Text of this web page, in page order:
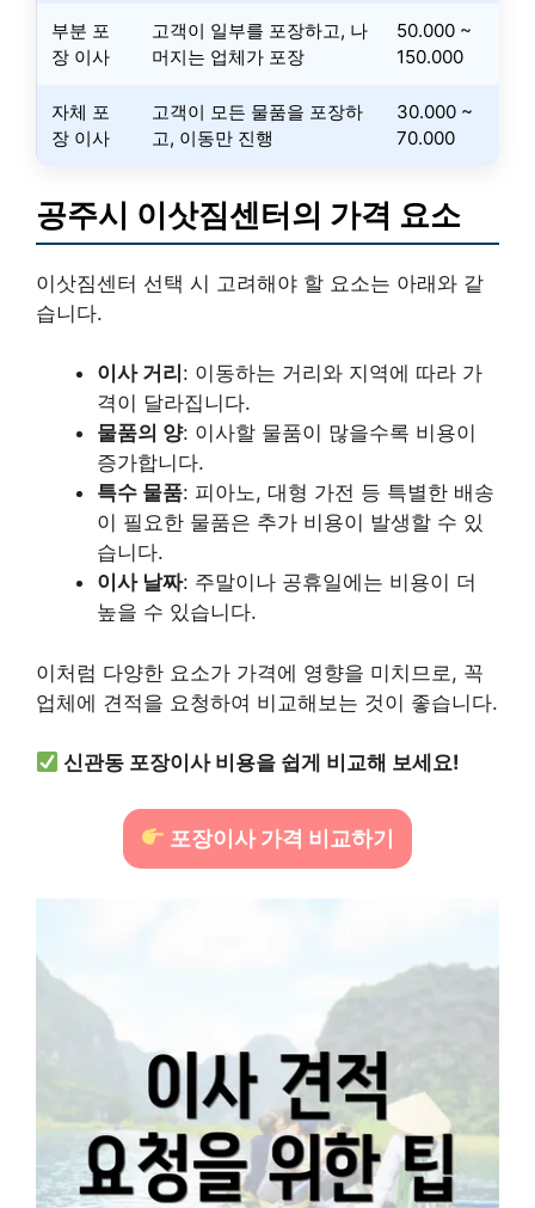
부분 포
장 이사
고객이 일부를 포장하고, 나
머지는 업체가 포장
50.000 ~
150.000
자체 포
장 이사
고객이 모든 물품을 포장하
고, 이동만 진행
30.000 ~
70.000
공주시 이삿짐센터의 가격 요소
이삿짐센터 선택 시 고려해야 할 요소는 아래와 같
습니다.
이사 거리 : 이동하는 거리와 지역에 따라 가
격이 달라집니다.
물품의 양: 이사할 물품이 많을수록 비용이
증가합니다.
특수 물품: 피아노, 대형 가전 등 특별한 배송
이 필요한 물품은 추가 비용이 발생할 수 있
습니다.
이사 날짜: 주말이나 공휴일에는 비용이 더
높을 수 있습니다.
이처럼 다양한 요소가 가격에 영향을 미치므로, 꼭
업체에 견적을 요청하여 비교해보는 것이 좋습니다.
신관동 포장이사 비용을 쉽게 비교해 보세요!
포장이사 가격 비교하기